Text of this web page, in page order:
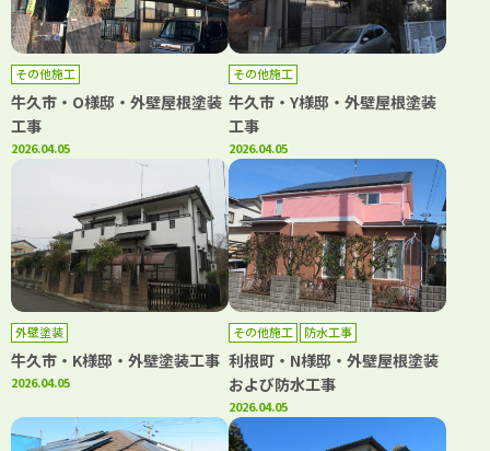
その他施工
牛久市・O様邸・外壁屋根塗装
工事
2026.04.05
その他施工
牛久市・Y様邸・外壁屋根塗装
工事
2026.04.05
外壁塗装
牛久市・K様邸・外壁塗装工事
2026.04.05
その他施工 防水工事
利根町・N様邸・外壁屋根塗装
および防水工事
2026.04.05